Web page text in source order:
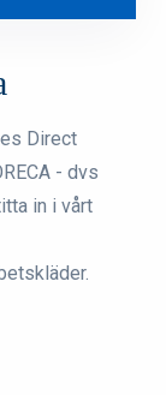
Direct
- dvs
in i vårt